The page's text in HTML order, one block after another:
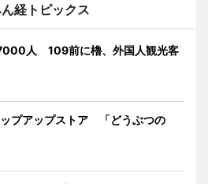
経トピックス
7000人 109前に櫓、外国人観光客
プアップストア 「どうぶつの